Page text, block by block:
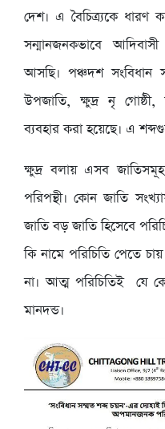
দেশ। এ বৈচিত্র্যকে ধারণ
সন্মানজনকভাবে
আসছি। পঞ্চদশ
উপজাতি, ক্ষুদ্র নৃ গোষ্ঠী,
ব্যবহার করা হয়েছে। এ
ক্ষুদ্র বলায় এসব
পরিপন্থী। কোন জাতি
জাতি বড় জাতি হিসেবে
কি নামে পরিচিতি পেতে
না। আত্ম পরিচিতিই যে
মানদন্ড।